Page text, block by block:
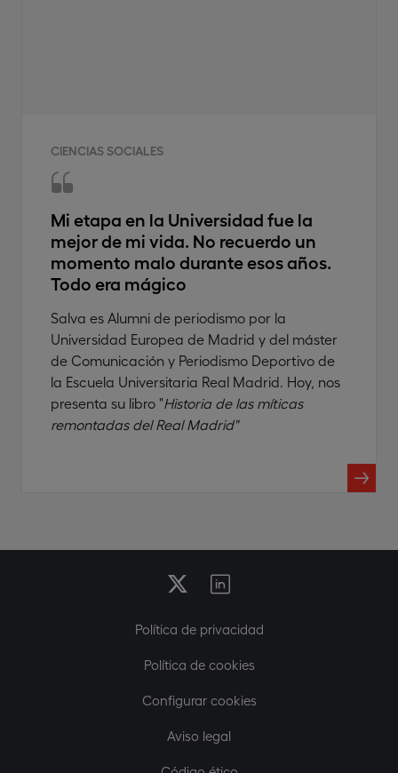
CIENCIAS SOCIALES
Mi etapa en la Universidad fue la
mejor de mi vida. No recuerdo un
momento malo durante esos años.
Todo era mágico
Salva es Alumni de periodismo por la
Universidad Europea de Madrid y del máster
de Comunicación y Periodismo Deportivo de
la Escuela Universitaria Real Madrid. Hoy, nos
presenta su libro "Historia de las míticas
remontadas del Real Madrid"
Política de privacidad
Política de cookies
Configurar cookies
Aviso legal